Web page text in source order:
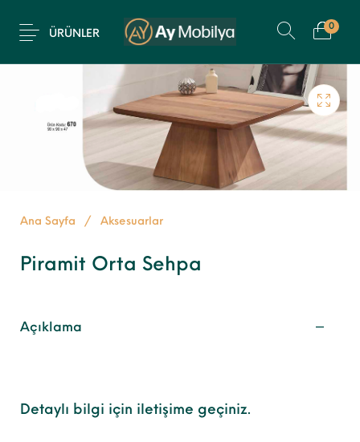
ÜRÜNLER
0
Ana Sayfa / Aksesuarlar
Piramit Orta Sehpa
Açıklama
Detaylı bilgi için iletişime geçiniz.